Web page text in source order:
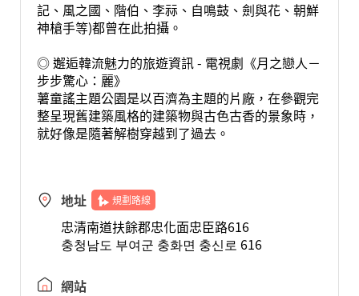
記、風之國、階伯、李祘、自鳴鼓、劍與花、朝鮮
神槍手等)都曾在此拍攝。
◎ 邂逅韓流魅力的旅遊資訊 - 電視劇《月之戀人－
步步驚心：麗》
薯童謠主題公園是以百濟為主題的片廠，在參觀完
整呈現舊建築風格的建築物與古色古香的景象時，
就好像是隨著解樹穿越到了過去。
地址 規劃路線
忠清南道扶餘郡忠化面忠臣路616
충청남도 부여군 충화면 충신로 616
網站